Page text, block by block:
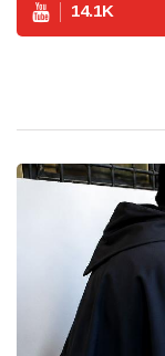
14.1K